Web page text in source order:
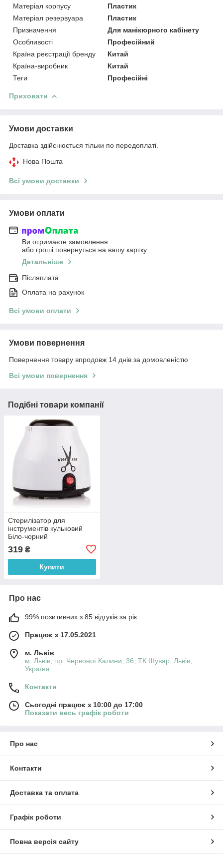
Матеріал корпусу
Пластик
Матеріал резервуара
Пластик
Призначення
Для манікюрного кабінету
Особливості
Професійний
Країна реєстрації бренду
Китай
Країна-виробник
Китай
Теги
Професійні
Приховати
Умови доставки
Доставка здійснюється тільки по передоплаті.
Нова Пошта
Всі умови доставки
Умови оплати
Ви отримаєте замовлення
або гроші повернуться на вашу картку
Детальніше
Післяплата
Оплата на рахунок
Всі умови оплати
Умови повернення
Повернення товару впродовж 14 днів за домовленістю
Всі умови повернення
Подібні товари компанії
Стерилізатор для
інструментів кульковий
Біло-чорний
319 ₴
Купити
Про нас
99% позитивних з 85 відгуків за рік
Працює з 17.05.2021
м. Львів
м. Львів, пр. Червоної Калини, 36, ТК Шувар, Львів,
Україна
Контакти
Сьогодні працює з 10:00 до 17:00
Показати весь графік роботи
Про нас
Контакти
Доставка та оплата
Графік роботи
Повна версія сайту